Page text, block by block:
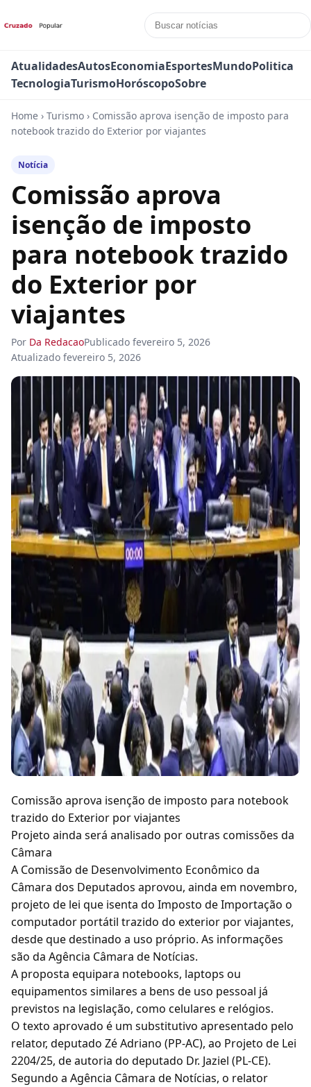
AtualidadesAutosEconomiaEsportesMundoPolitica
TecnologiaTurismoHoróscopoSobre
Home › Turismo › Comissão aprova isenção de imposto para
notebook trazido do Exterior por viajantes
Notícia
Comissão aprova
isenção de imposto
para notebook trazido
do Exterior por
viajantes
Por Da RedacaoPublicado fevereiro 5, 2026
Atualizado fevereiro 5, 2026
Comissão aprova isenção de imposto para notebook
trazido do Exterior por viajantes
Projeto ainda será analisado por outras comissões da
Câmara
A Comissão de Desenvolvimento Econômico da
Câmara dos Deputados aprovou, ainda em novembro,
projeto de lei que isenta do Imposto de Importação o
computador portátil trazido do exterior por viajantes,
desde que destinado a uso próprio. As informações
são da Agência Câmara de Notícias.
A proposta equipara notebooks, laptops ou
equipamentos similares a bens de uso pessoal já
previstos na legislação, como celulares e relógios.
O texto aprovado é um substitutivo apresentado pelo
relator, deputado Zé Adriano (PP-AC), ao Projeto de Lei
2204/25, de autoria do deputado Dr. Jaziel (PL-CE).
Segundo a Agência Câmara de Notícias, o relator